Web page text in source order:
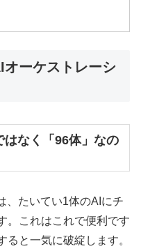
オーケストレーシ
なく「96体」なの
、たいてい1体のAIにチ
。これはこれで便利です
と一気に破綻します。